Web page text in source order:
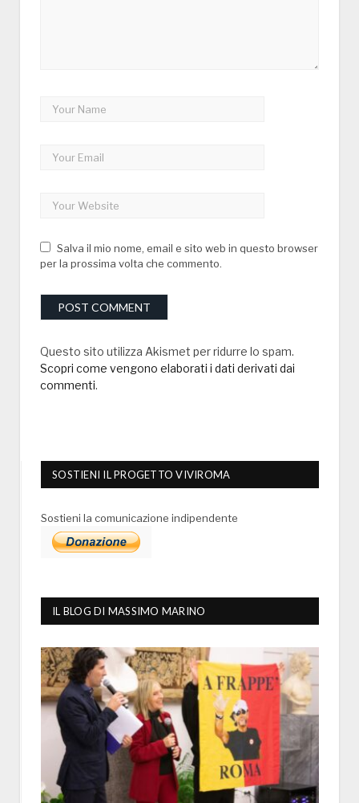
Salva il mio nome, email e sito web in questo browser
per la prossima volta che commento.
Questo sito utilizza Akismet per ridurre lo spam.
Scopri come vengono elaborati i dati derivati dai
commenti.
SOSTIENI IL PROGETTO VIVIROMA
Sostieni la comunicazione indipendente
IL BLOG DI MASSIMO MARINO